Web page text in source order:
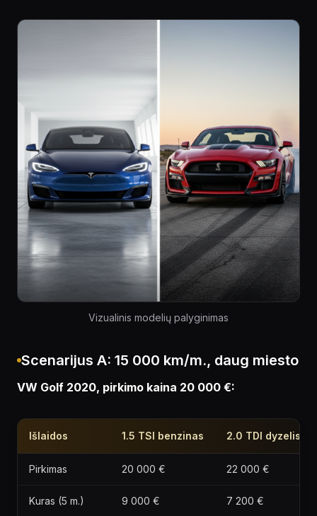
Vizualinis modelių palyginimas
Scenarijus A: 15 000 km/m., daug miesto
VW Golf 2020, pirkimo kaina 20 000 €:
Išlaidos 1.5 TSI benzinas 2.0 TDI dyzelis
Pirkimas 20 000 € 22 000 €
Kuras (5 m.) 9 000 € 7 200 €